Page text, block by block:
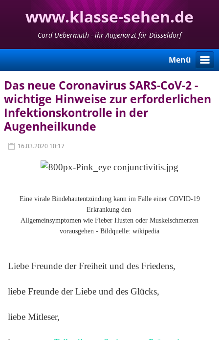
www.klasse-sehen.de
Cord Uebermuth - ihr Augenarzt für Düsseldorf
Menü
Das neue Coronavirus SARS-CoV-2 -
wichtige Hinweise zur erforderlichen
Infektionskontrolle in der
Augenheilkunde
16.03.2020 10:17
Eine virale Bindehautentzündung kann im Falle einer COVID-19
Erkrankung den
Allgemeinsymptomen wie Fieber Husten oder Muskelschmerzen
vorausgehen - Bildquelle: wikipedia
Liebe Freunde der Freiheit und des Friedens,
liebe Freunde der Liebe und des Glücks,
liebe Mitleser,